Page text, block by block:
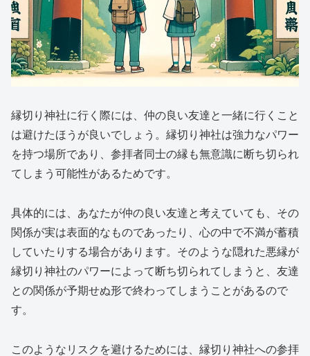
縁切り神社に行く際には、仲の良い友達と一緒に行くこと
は避けたほうが良いでしょう。縁切り神社は強力なパワー
を持つ場所であり、参拝者同士の縁も無意識に断ち切られ
てしまう可能性があるためです。
具体的には、あなたが仲の良い友達と考えていても、その
関係が実は表面的なものであったり、心の中で不満が蓄積
していたりする場合があります。そのような隠れた悪縁が
縁切り神社のパワーによって断ち切られてしまうと、友達
との関係が予期せぬ形で終わってしまうことがあるので
す。
このようなリスクを避けるためには、縁切り神社への参拝